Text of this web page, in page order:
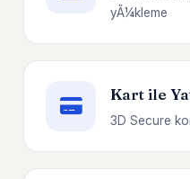
yÃ¼kleme
Kart ile
3D Secure